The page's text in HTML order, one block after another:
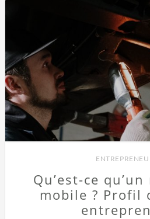
Qu’est-ce
mobile ? Profil